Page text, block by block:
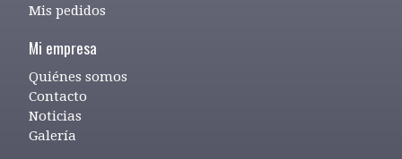
Mis pedidos
Mi empresa
Quiénes somos
Contacto
Noticias
Galería